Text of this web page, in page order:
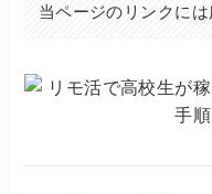
当ページのリンクには